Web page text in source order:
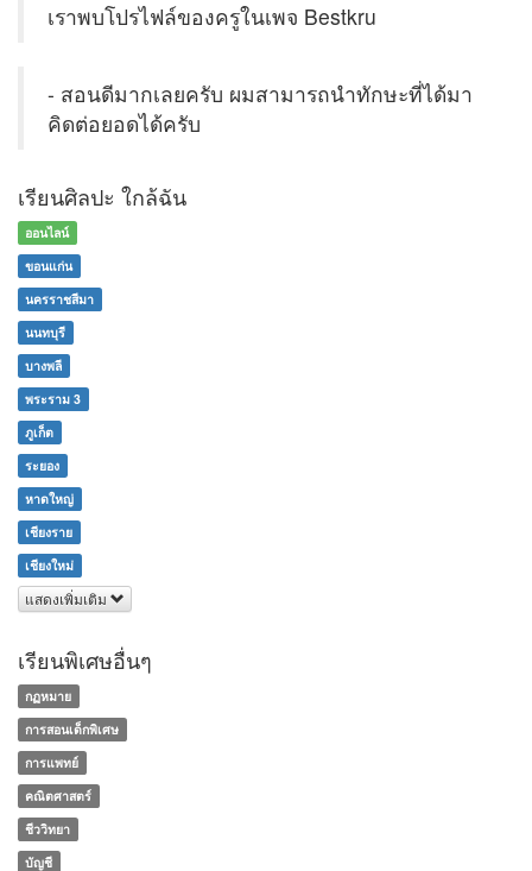
เราพบโปรไฟล์ของครูในเพจ Bestkru
- สอนดีมากเลยครับ ผมสามารถนำทักษะที่ได้มา
คิดต่อยอดได้ครับ
เรียนศิลปะ ใกล้ฉัน
ออนไลน์
ขอนแก่น
นครราชสีมา
นนทบุรี
บางพลี
พระราม 3
ภูเก็ต
ระยอง
หาดใหญ่
เชียงราย
เชียงใหม่
แสดงเพิ่มเติม
เรียนพิเศษอื่นๆ
กฏหมาย
การสอนเด็กพิเศษ
การแพทย์
คณิตศาสตร์
ชีววิทยา
บัญชี